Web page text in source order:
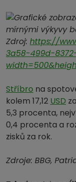
Zdroj: https://
3a58-499d-
Stříbro na
kolem 17,12 USD
5,3 procenta,
0,4 procenta a
zisků za rok.
Zdroje: BBG,